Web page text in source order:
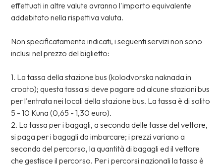
effettuati in altre valute avranno l'importo equivalente
addebitato nella rispettiva valuta.
Non specificatamente indicati, i seguenti servizi non sono
inclusi nel prezzo del biglietto:
1. La tassa della stazione bus (kolodvorska naknada in
croato); questa tassa si deve pagare ad alcune stazioni bus
per l'entrata nei locali della stazione bus. La tassa è di solito
5 - 10 Kuna (0,65 - 1,30 euro).
2. La tassa per i bagagli, a seconda delle tasse del vettore,
si paga per i bagagli da imbarcare; i prezzi variano a
seconda del percorso, la quantità di bagagli ed il vettore
che gestisce il percorso. Per i percorsi nazionali la tassa è